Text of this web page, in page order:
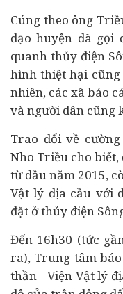
Cúng theo ông
đạo huyện đã gọi
quanh thủy điện
hình thiệt hại
nhiên, các xã báo
và người dân cũng
Trao đổi về
Nho Triều cho
từ đầu năm 2015,
Vật lý địa cầu với
đặt ở thủy điện
Đến 16h30 (tức
ra), Trung tâm
thần - Viện Vật lý